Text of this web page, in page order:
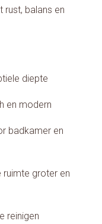
rust, balans en
diepte
en modern
badkamer en
groter en
reinigen